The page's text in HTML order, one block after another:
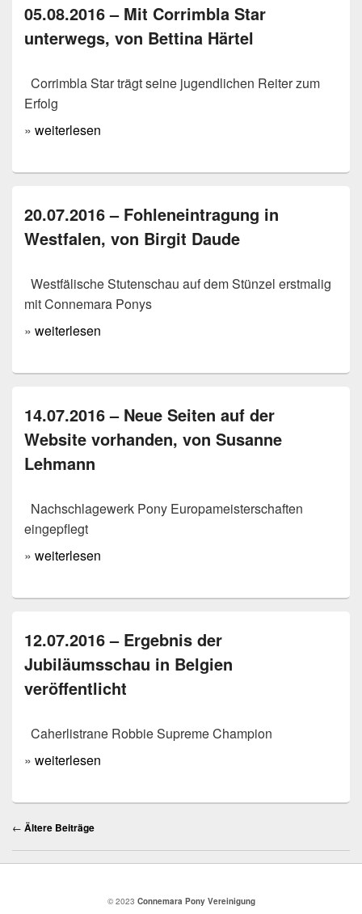
05.08.2016 – Mit Corrimbla Star
unterwegs, von Bettina Härtel
Corrimbla Star trägt seine jugendlichen Reiter zum
Erfolg
» weiterlesen
20.07.2016 – Fohleneintragung in
Westfalen, von Birgit Daude
Westfälische Stutenschau auf dem Stünzel erstmalig
mit Connemara Ponys
» weiterlesen
14.07.2016 – Neue Seiten auf der
Website vorhanden, von Susanne
Lehmann
Nachschlagewerk Pony Europameisterschaften
eingepflegt
» weiterlesen
12.07.2016 – Ergebnis der
Jubiläumsschau in Belgien
veröffentlicht
Caherlistrane Robbie Supreme Champion
» weiterlesen
Beitragsnavigation
← Ältere Beiträge
© 2023 Connemara Pony Vereinigung